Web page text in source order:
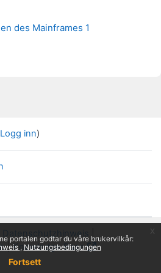
portalen godtar du våre brukervilkår:
Nutzungsbedingungen
Fortsett
des Mainframes 1
Logg inn)
Datenschutzhinweis
|
|Knowledge Base